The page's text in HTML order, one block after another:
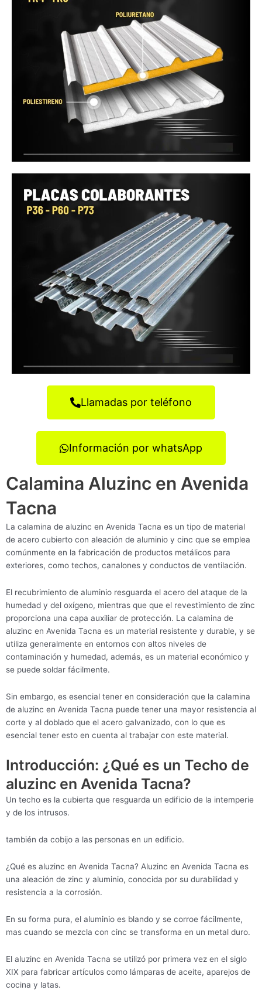
Llamadas por teléfono
Información por whatsApp
Calamina Aluzinc en Avenida
Tacna
La calamina de aluzinc en Avenida Tacna es un tipo de material
de acero cubierto con aleación de aluminio y cinc que se emplea
comúnmente en la fabricación de productos metálicos para
exteriores, como techos, canalones y conductos de ventilación.
El recubrimiento de aluminio resguarda el acero del ataque de la
humedad y del oxígeno, mientras que que el revestimiento de zinc
proporciona una capa auxiliar de protección. La calamina de
aluzinc en Avenida Tacna es un material resistente y durable, y se
utiliza generalmente en entornos con altos niveles de
contaminación y humedad, además, es un material económico y
se puede soldar fácilmente.
Sin embargo, es esencial tener en consideración que la calamina
de aluzinc en Avenida Tacna puede tener una mayor resistencia al
corte y al doblado que el acero galvanizado, con lo que es
esencial tener esto en cuenta al trabajar con este material.
Introducción: ¿Qué es un Techo de
aluzinc en Avenida Tacna?
Un techo es la cubierta que resguarda un edificio de la intemperie
y de los intrusos.
también da cobijo a las personas en un edificio.
¿Qué es aluzinc en Avenida Tacna? Aluzinc en Avenida Tacna es
una aleación de zinc y aluminio, conocida por su durabilidad y
resistencia a la corrosión.
En su forma pura, el aluminio es blando y se corroe fácilmente,
mas cuando se mezcla con cinc se transforma en un metal duro.
El aluzinc en Avenida Tacna se utilizó por primera vez en el siglo
XIX para fabricar artículos como lámparas de aceite, aparejos de
cocina y latas.